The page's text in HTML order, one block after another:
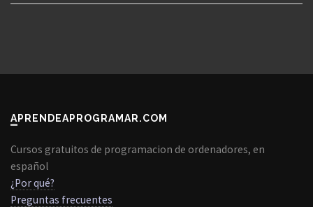
APRENDEAPROGRAMAR.COM
Cursos gratuitos de programacion de ordenadores, en
español
¿Por qué?
Preguntas frecuentes